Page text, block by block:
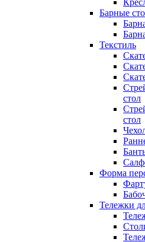
Барные
Текстиль
стол
стол
Форма
Тележки